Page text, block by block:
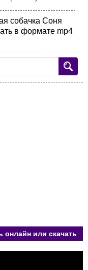
собачка Соня
в формате mp4
онлайн или скачать